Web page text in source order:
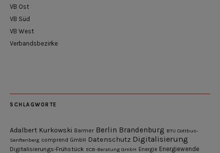
VB Ost
VB Süd
VB West
Verbandsbezirke
SCHLAGWORTE
Adalbert Kurkowski Barmer Berlin Brandenburg BTU Cottbus-
Senftenberg comprend GmbH Datenschutz Digitalisierung
Digitalisierungs-Frühstück ECB-Beratung GmbH Energie Energiewende